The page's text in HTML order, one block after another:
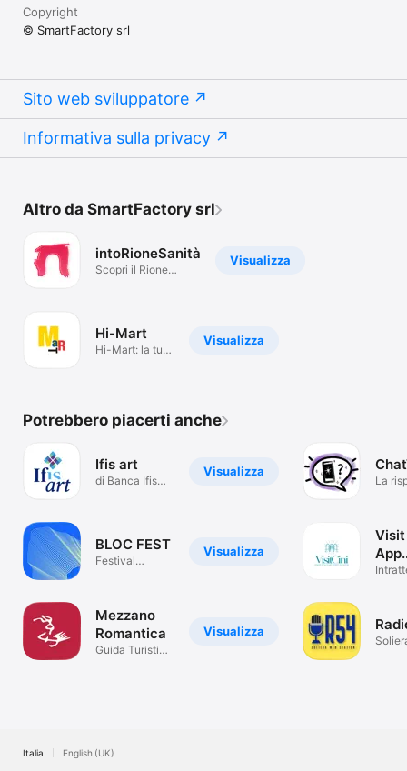
Copyright
© SmartFactory srl
Sito web sviluppatore
Informativa sulla privacy
Altro da SmartFactory srl
Visualizza
intoRioneSanità
Scopri il Rione
Visualizza
Hi-Mart
Hi-Mart: la tua
Potrebbero piacerti anche
Visualizza
Ifis art
di Banca Ifis
Visualizza
BLOC FEST
Festival
Visualizza
Mezzano
Romantica
Guida Turistica
La
App
Italia English (UK)